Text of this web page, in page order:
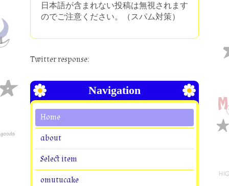
日本語が含まれない投稿は無視されます
のでご注意ください。（スパム対策）
Twitter response:
Navigation
Home
about
Select item
omutucake